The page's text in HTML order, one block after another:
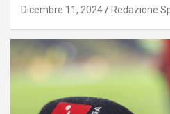
Dicembre 11, 2024 Redazione